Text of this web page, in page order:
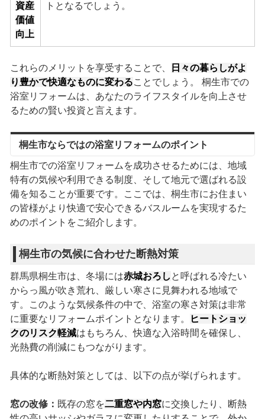
資産
価値
向上
トとなるでしょう。
これらのメリットを享受することで、
日々の暮らしがよ
り豊かで快適なものに変わることでしょう。 桐生市での
浴室リフォームは、あなたのライフスタイルを向上させ
るための賢い投資と言えます。
桐生市ならではの浴室リフォームのポイント
桐生市での浴室リフォームを成功させるためには、地域
特有の気候や利用できる制度、そして地元で選ばれる設
備を知ることが重要です。ここでは、桐生市にお住まい
の皆様がより快適で安心できるバスルームを実現するた
めのポイントをご紹介します。
桐生市の気候に合わせた断熱対策
群馬県桐生市は、冬場には赤城おろし と呼ばれる冷たい
からっ風が吹き荒れ、厳しい寒さに見舞われる地域で
す。このような気候条件の中で、浴室の寒さ対策は非常
に重要なリフォームポイントとなります。
ヒートショッ
クのリスク軽減はもちろん、快適な入浴時間を確保し、
光熱費の削減にもつながります。
具体的な断熱対策としては、以下の点が挙げられます。
窓の改修： 既存の窓を二重窓や内窓に交換したり、断熱